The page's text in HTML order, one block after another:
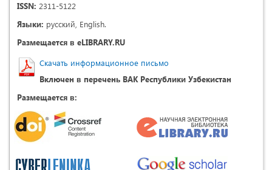
ISSN: 2311-5122
Языки: русский, English.
Размещается в eLIBRARY.RU
Скачать информационное письмо
Включен в перечень ВАК Республики Узбекистан
Размещается в: